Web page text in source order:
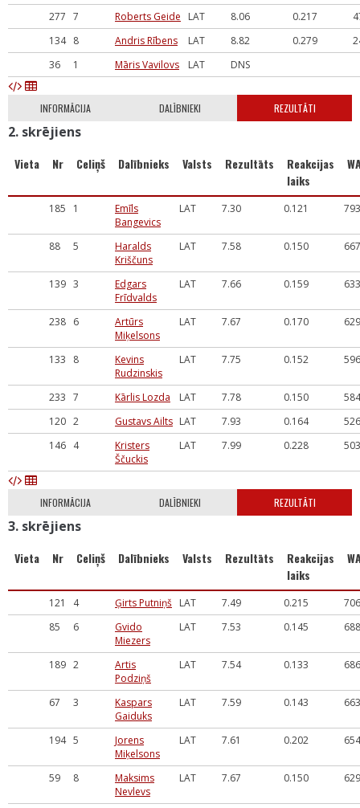
277 7 Roberts Geide LAT 8.06 0.217
134 8 Andris Rībens LAT 8.82 0.279
36
1 Māris Vavilovs LAT DNS
INFORMĀCIJA DALĪBNIEKI REZULTĀTI
2. skrējiens
Vieta Nr Celiņš Dalībnieks Valsts Rezultāts
Reakcijas
laiks
185 1
Emīls
Bangevics
LAT 7.30 0.121 793
88 5
Haralds
Kriščuns
LAT 7.58 0.150 667
139 3
Edgars
Frīdvalds
LAT 7.66 0.159 633
238 6
Artūrs
Miķelsons
LAT 7.67 0.170 629
133 8
Kevins
Rudzinskis
LAT 7.75 0.152 596
233 7 Kārlis Lozda LAT 7.78 0.150
584
120 2 Gustavs Ailts LAT 7.93 0.164
526
146 4
Kristers
Ščuckis
LAT 7.99 0.228 503
INFORMĀCIJA DALĪBNIEKI REZULTĀTI
3. skrējiens
Vieta Nr Celiņš Dalībnieks Valsts Rezultāts
Reakcijas
laiks
121 4 Ģirts Putniņš LAT 7.49 0.215
706
85
6
Gvido
Miezers
LAT 7.53 0.145 688
189 2
Artis
Podziņš
LAT 7.54 0.133 686
67 3
Kaspars
Gaiduks
LAT 7.59 0.143 663
194 5
Jorens
Miķelsons
LAT 7.61 0.202 654
59 8
Maksims
Nevlevs
LAT 7.67 0.150 629